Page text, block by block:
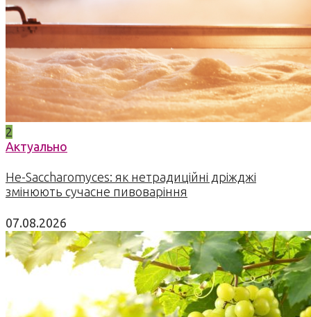
2
Актуально
Не-Saccharomyces: як нетрадиційні дріжджі
змінюють сучасне пивоваріння
07.08.2026